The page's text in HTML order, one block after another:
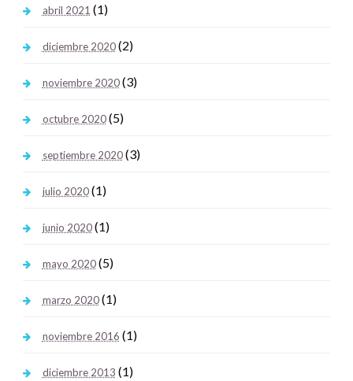
abril 2021 (1)
diciembre 2020(2)
noviembre 2020(3)
octubre 2020(5)
septiembre 2020(3)
julio 2020(1)
junio 2020(1)
mayo 2020(5)
marzo 2020(1)
noviembre 2016 (1)
diciembre 2013 (1)